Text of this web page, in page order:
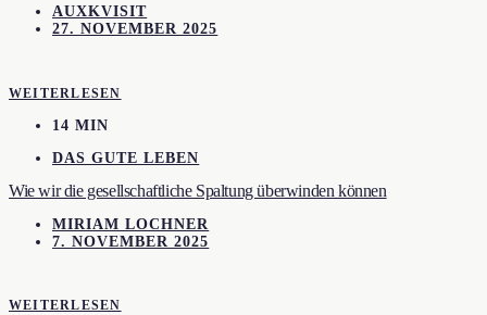
AUXKVISIT
27. NOVEMBER 2025
WEITERLESEN
14 MIN
DAS GUTE LEBEN
Wie wir die gesellschaftliche Spaltung überwinden können
MIRIAM LOCHNER
7. NOVEMBER 2025
WEITERLESEN